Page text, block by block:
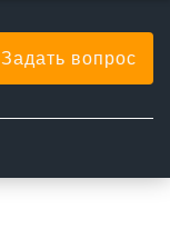
Задать вопрос